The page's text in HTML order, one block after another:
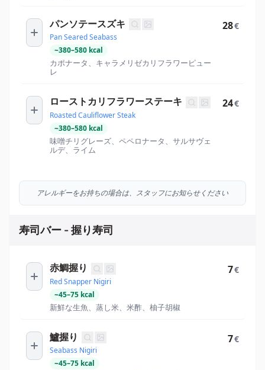
パンソテースズキ
Pan Seared Seabass
~380–580 kcal
カポナータ、キャラメリゼカリフラワーピュー
レ
28€
ローストカリフラワーステーキ
Roasted Cauliflower Steak
~380–580 kcal
味噌チリグレーズ、ペペロナータ、サルサヴェ
ルデ、ライム
24€
アレルギーをお持ちの場合は、スタッフにお知らせください
寿司バー - 握り寿司
赤鯛握り
Red Snapper Nigiri
~45–75 kcal
新鮮な生魚、蒸し米、米酢、柚子胡椒
7€
鱸握り
Seabass Nigiri
~45–75 kcal
7€